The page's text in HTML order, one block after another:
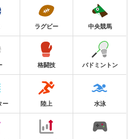
ラグビー 中央競馬
格闘技 バドミントン
ー 陸上 水泳